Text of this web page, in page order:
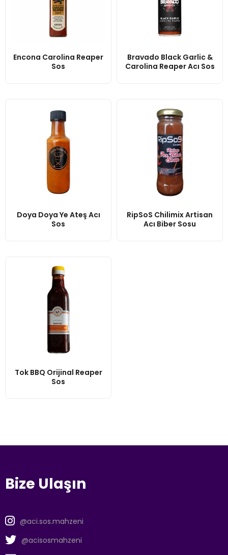
Encona Carolina Reaper
Sos
Bravado Black Garlic &
Carolina Reaper Acı Sos
Doya Doya Ye Ateş Acı
Sos
RipSoS Chilimix Artisan
Acı Biber Sosu
Tok BBQ Orijinal Reaper
Sos
Bize Ulaşın
@aci.sos.mahzeni
@acisosmahzeni